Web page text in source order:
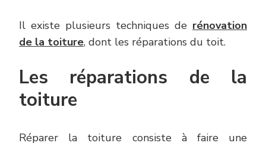
Il existe plusieurs techniques de rénovation
de la toiture, dont les réparations du toit.
Les réparations de la
toiture
Réparer la toiture consiste à faire une